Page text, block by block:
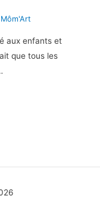
Môm'Art
aux enfants et
que tous les